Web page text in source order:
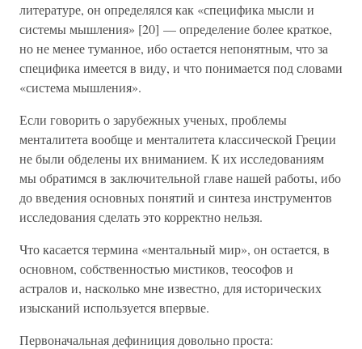
литературе, он определялся как «специфика мысли и
системы мышления» [20] — определение более краткое,
но не менее туманное, ибо остается непонятным, что за
специфика имеется в виду, и что понимается под словами
«система мышления».
Если говорить о зарубежных ученых, проблемы
менталитета вообще и менталитета классической Греции
не были обделены их вниманием. К их исследованиям
мы обратимся в заключительной главе нашей работы, ибо
до введения основных понятий и синтеза инструментов
исследования сделать это корректно нельзя.
Что касается термина «ментальный мир», он остается, в
основном, собственностью мистиков, теософов и
астралов и, насколько мне известно, для исторических
изысканий используется впервые.
Первоначальная дефиниция довольно проста: